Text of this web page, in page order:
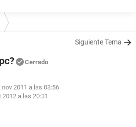
Siguiente Tema
Cerrado
nov 2011 a las 03:56
2012 a las 20:31